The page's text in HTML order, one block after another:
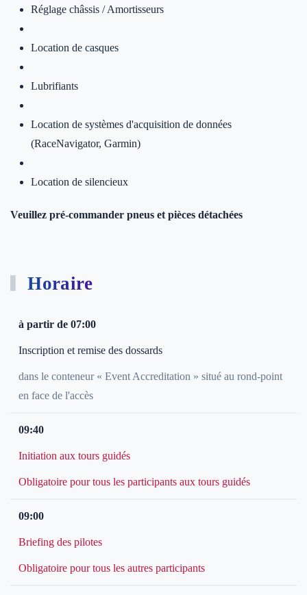
Réglage châssis / Amortisseurs
Location de casques
Lubrifiants
Location de systèmes d'acquisition de données
(RaceNavigator, Garmin)
Location de silencieux
Veuillez pré-commander pneus et pièces détachées
Horaire
à partir de 07:00
Inscription et remise des dossards
dans le conteneur « Event Accreditation » situé au rond-point
en face de l'accès
09:40
Initiation aux tours guidés
Obligatoire pour tous les participants aux tours guidés
09:00
Briefing des pilotes
Obligatoire pour tous les autres participants